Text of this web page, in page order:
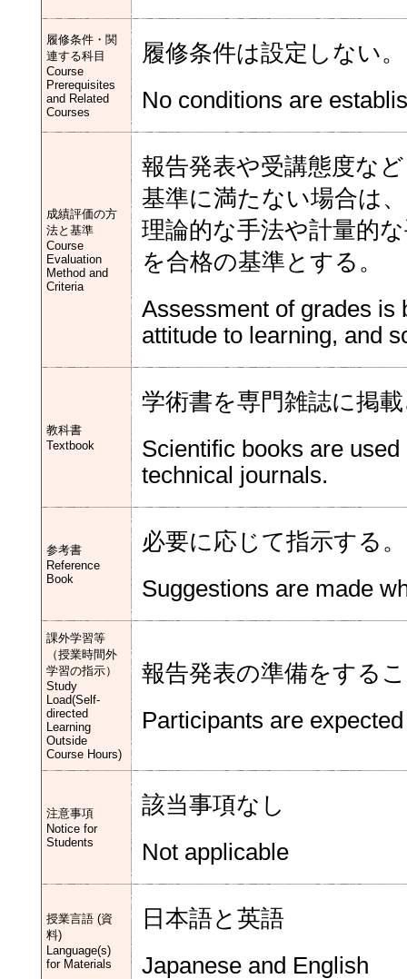
履修条件・関
連する科目
Course
Prerequisites
and Related
Courses
履修条件は設定しない。
No conditions are
成績評価の方
法と基準
Course
Evaluation
Method and
Criteria
報告発表や受講態度な
基準に満たない場合は
理論的な手法や計量的
を合格の基準とする。
Assessment of grades is
attitude to learning, and
教科書
Textbook
学術書を専門雑誌に掲
Scientific books are
technical journals.
参考書
Reference
Book
必要に応じて指示する。
Suggestions are made
課外学習等
（授業時間外
学習の指示）
Study
Load(Self-
directed
Learning
Outside
Course Hours)
報告発表の準備をする
Participants are
注意事項
Notice for
Students
該当事項なし
Not applicable
授業言語 (資
料)
Language(s)
for Materials
日本語と英語
Japanese and English